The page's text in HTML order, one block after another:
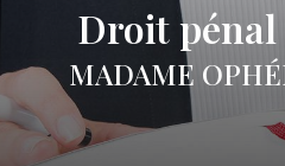
Droit
MADAME